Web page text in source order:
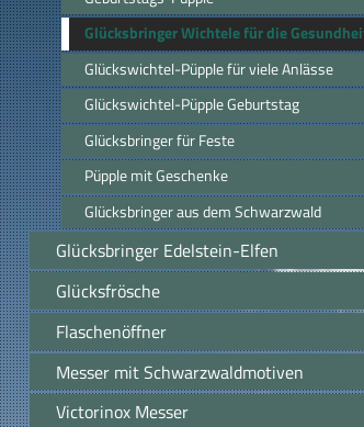
Glücksbringer Wichtele für die
Glückswichtel-Püpple für viele Anlässe
Glückswichtel-Püpple Geburtstag
Glücksbringer für Feste
Püpple mit Geschenke
Glücksbringer aus dem Schwarzwald
Glücksbringer Edelstein-Elfen
Glücksfrösche
Flaschenöffner
Messer mit Schwarzwaldmotiven
Victorinox Messer